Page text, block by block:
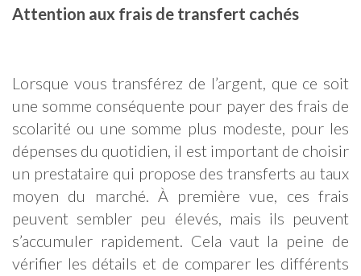
Attention aux frais de transfert cachés
Lorsque vous transférez de l’argent, que ce soit
une somme conséquente pour payer des frais de
scolarité ou une somme plus modeste, pour les
dépenses du quotidien, il est important de choisir
un prestataire qui propose des transferts au taux
moyen du marché. À première vue, ces frais
peuvent sembler peu élevés, mais ils peuvent
s’accumuler rapidement. Cela vaut la peine de
vérifier les détails et de comparer les différents